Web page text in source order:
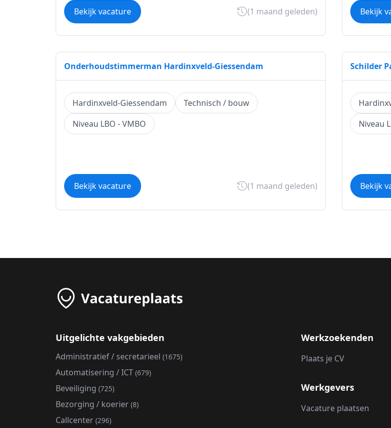
Bekijk vacature (1 maand geleden) Bekijk
Onderhoudstimmerman Hardinxveld-Giessendam
Hardinxveld-Giessendam
Technisch / bouw
Niveau LBO - VMBO
Bekijk vacature (1 maand geleden)
Schilder
Niveau
Bekijk
Uitgelichte vakgebieden
Administratief / secretarieel (1675)
Automatisering / ICT (679)
Beveiliging (725)
Bezorging / koerier (8)
Callcenter (296)
Werkzoekenden
Plaats je CV
Werkgevers
Vacature plaatsen